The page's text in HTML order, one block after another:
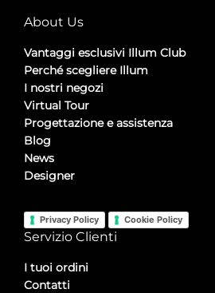
About Us
Vantaggi esclusivi Illum Club
Perché scegliere Illum
I nostri negozi
Virtual Tour
Progettazione e assistenza
Blog
News
Designer
Privacy Policy Cookie Policy
Servizio Clienti
I tuoi ordini
Contatti